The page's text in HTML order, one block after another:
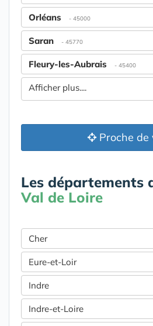
Orléans - 45000
Saran - 45770
Fleury-les-Aubrais - 45400
Afficher plus....
Proche de
Les départements
Val de Loire
Cher
Eure-et-Loir
Indre
Indre-et-Loire